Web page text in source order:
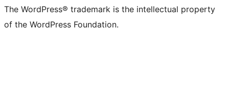
The WordPress® trademark is the intellectual property
of the WordPress Foundation.